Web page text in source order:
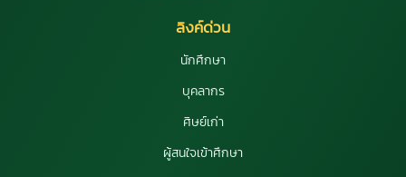
ลิงค์ด่วน
นักศึกษา
บุคลากร
ศิษย์เก่า
ผู้สนใจเข้าศึกษา